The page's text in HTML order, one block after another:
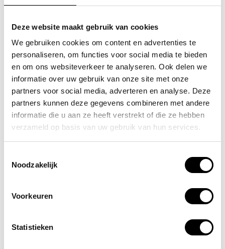
Deze website maakt gebruik van cookies
We gebruiken cookies om content en advertenties te
personaliseren, om functies voor social media te bieden
en om ons websiteverkeer te analyseren. Ook delen we
informatie over uw gebruik van onze site met onze
partners voor social media, adverteren en analyse. Deze
partners kunnen deze gegevens combineren met andere
informatie die u aan ze heeft verstrekt of die ze hebben
verzameld op basis van uw gebruik van hun services.
Noodzakelijk
Voorkeuren
Statistieken
grote schoudertas /
handtas dames birina
49,95
grote schoudertas /
handtas dames birina
49,95
POPULAIRE EN BEST VERKOCHT